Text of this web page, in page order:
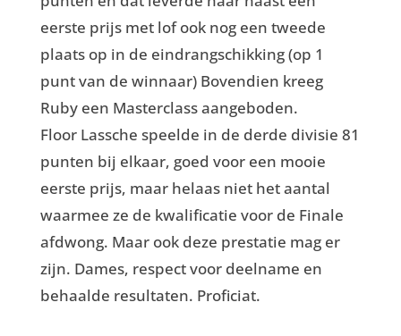
eerste prijs met lof ook nog een tweede
plaats op in de eindrangschikking (op 1
punt van de winnaar) Bovendien kreeg
Ruby een Masterclass aangeboden.
Floor Lassche speelde in de derde divisie 81
punten bij elkaar, goed voor een mooie
eerste prijs, maar helaas niet het aantal
waarmee ze de kwalificatie voor de Finale
afdwong. Maar ook deze prestatie mag er
zijn. Dames, respect voor deelname en
behaalde resultaten. Proficiat.